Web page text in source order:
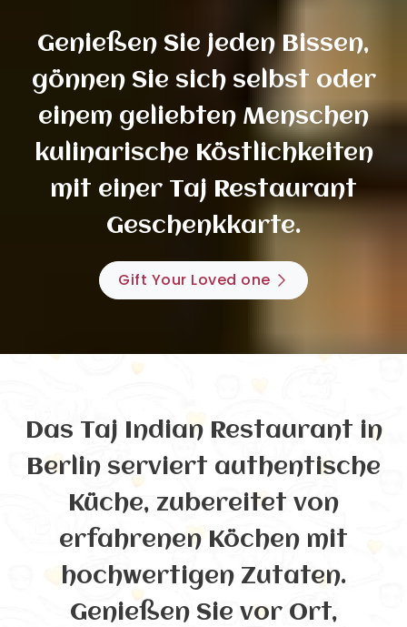
Genießen Sie jeden Bissen,
gönnen Sie sich selbst oder
einem geliebten Menschen
kulinarische Köstlichkeiten
mit einer Taj Restaurant
Geschenkkarte.
Gift Your Loved one
Das Taj Indian Restaurant in
Berlin serviert authentische
Küche, zubereitet von
erfahrenen Köchen mit
hochwertigen Zutaten.
Genießen Sie vor Ort,